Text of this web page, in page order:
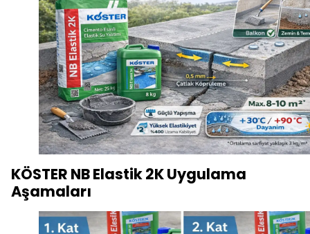
KÖSTER NB Elastik 2K Uygulama
Aşamaları